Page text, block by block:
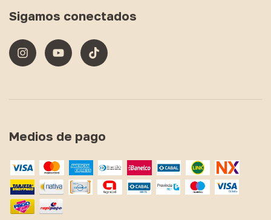
Sigamos conectados
Medios de pago